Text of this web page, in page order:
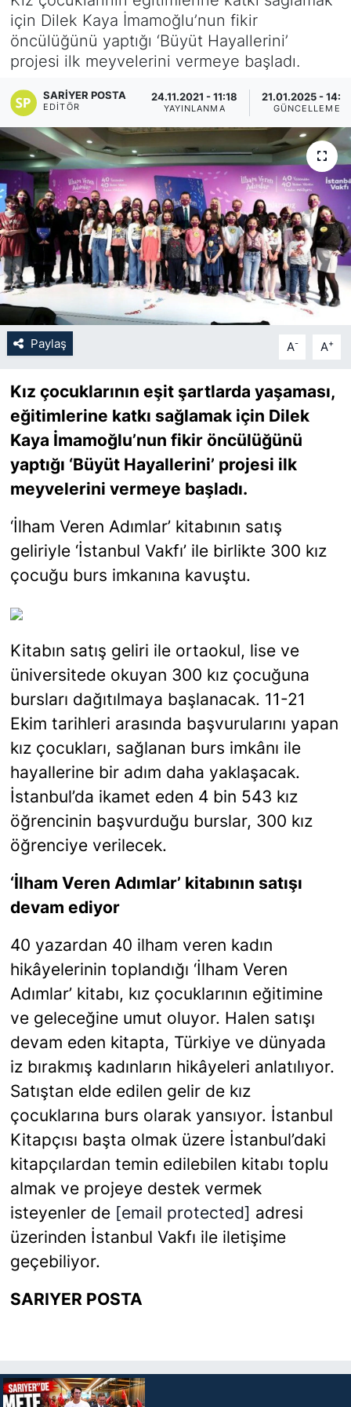
için Dilek Kaya İmamoğlu’nun fikir
öncülüğünü yaptığı ‘Büyüt Hayallerini’
projesi ilk meyvelerini vermeye başladı.
SARIYER POSTA
EDITÖR
24.11.2021 - 11:18
YAYINLANMA
21.01.2025 -
GÜNCELLEME
Paylaş A- A+
Kız çocuklarının eşit şartlarda yaşaması,
eğitimlerine katkı sağlamak için Dilek
Kaya İmamoğlu’nun fikir öncülüğünü
yaptığı ‘Büyüt Hayallerini’ projesi ilk
meyvelerini vermeye başladı.
‘İlham Veren Adımlar’ kitabının satış
geliriyle ‘İstanbul Vakfı’ ile birlikte 300 kız
çocuğu burs imkanına kavuştu.
Kitabın satış geliri ile ortaokul, lise ve
üniversitede okuyan 300 kız çocuğuna
bursları dağıtılmaya başlanacak. 11-21
Ekim tarihleri arasında başvurularını yapan
kız çocukları, sağlanan burs imkânı ile
hayallerine bir adım daha yaklaşacak.
İstanbul’da ikamet eden 4 bin 543 kız
öğrencinin başvurduğu burslar, 300 kız
öğrenciye verilecek.
‘İlham Veren Adımlar’ kitabının satışı
devam ediyor
40 yazardan 40 ilham veren kadın
hikâyelerinin toplandığı ‘İlham Veren
Adımlar’ kitabı, kız çocuklarının eğitimine
ve geleceğine umut oluyor. Halen satışı
devam eden kitapta, Türkiye ve dünyada
iz bırakmış kadınların hikâyeleri anlatılıyor.
Satıştan elde edilen gelir de kız
çocuklarına burs olarak yansıyor. İstanbul
Kitapçısı başta olmak üzere İstanbul’daki
kitapçılardan temin edilebilen kitabı toplu
almak ve projeye destek vermek
isteyenler de [email protected] adresi
üzerinden İstanbul Vakfı ile iletişime
geçebiliyor.
SARIYER POSTA
KÖŞE YAZILARI
KÖŞE YAZILARI (Arşiv)
KÜLTÜR SANAT
MAGAZİN
RÖPORTAJ
SAĞLIK
SARIYER HABERLERİ
SARIYER İMAR BARIŞI
SEKTÖR
SİYASET
SON DAKİKA HABERİ
SPOR
TÜRKİYE VE DÜNYA GÜNDEMİ
VİDEO GALERİ